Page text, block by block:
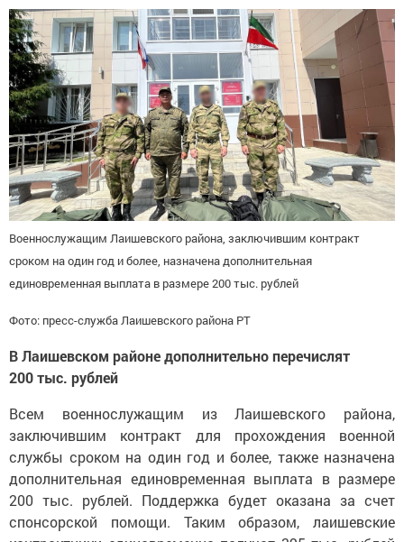
Военнослужащим Лаишевского района, заключившим контракт
сроком на один год и более, назначена дополнительная
единовременная выплата в размере 200 тыс. рублей
200 тыс. рублей
заключившим контракт для прохождения военной
службы сроком на один год и более, также назначена
дополнительная единовременная выплата в размере
200 тыс. рублей. Поддержка будет оказана за счет
спонсорской помощи. Таким образом, лаишевские
контрактники единовременно получат 395 тыс. рублей